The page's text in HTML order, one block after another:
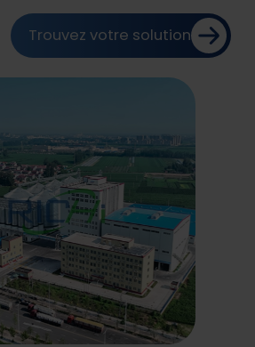
Trouvez votre solution